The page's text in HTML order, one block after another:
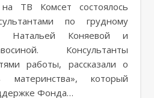
по грудному
Натальей Коняевой и
Консультанты
работы, рассказали о
материнства», который
Фонда…